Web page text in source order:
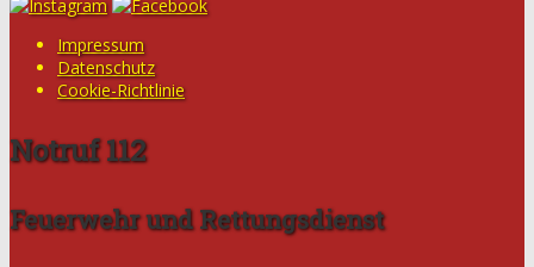
Impressum
Datenschutz
Cookie-Richtlinie
Notruf 112
Feuerwehr und Rettungsdienst